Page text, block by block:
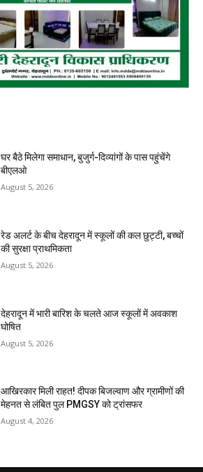
घर बैठे मिलेगा समाधान, बुजुर्ग-दिव्यांगों के पास पहुंचेंगे
बीएलओ
August 5, 2026
रेड अलर्ट के बीच देहरादून में स्कूलों की कल छुट्टी, बच्चों
की सुरक्षा प्राथमिकता
August 5, 2026
देहरादून में भारी बारिश के चलते आज स्कूलों में अवकाश
घोषित
August 5, 2026
आखिरकार मिली राहत! दीपक बिजल्वाण और ग्रामीणों की
मेहनत से लंबित पुल PMGSY को ट्रांसफर
August 4, 2026